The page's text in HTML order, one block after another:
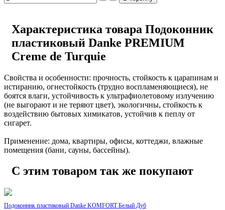
Характеристика товара Подоконник
пластиковый Danke PREMIUM
Creme de Turquie
Свойства и особенности: прочность, стойкость к царапинам и
истиранию, огнестойкость (трудно воспламеняющиеся), не
боятся влаги, устойчивость к ультрафиолетовому излучению
(не выгорают и не теряют цвет), экологичны, cтойкость к
воздействию бытовых химикатов, устойчив к пеплу от
сигарет.
Применение: дома, квартиры, офисы, коттеджи, влажные
помещения (бани, сауны, бассейны).
С этим товаром так же покупают
Подоконник пластиковый Danke KOMFORT Белый Дуб